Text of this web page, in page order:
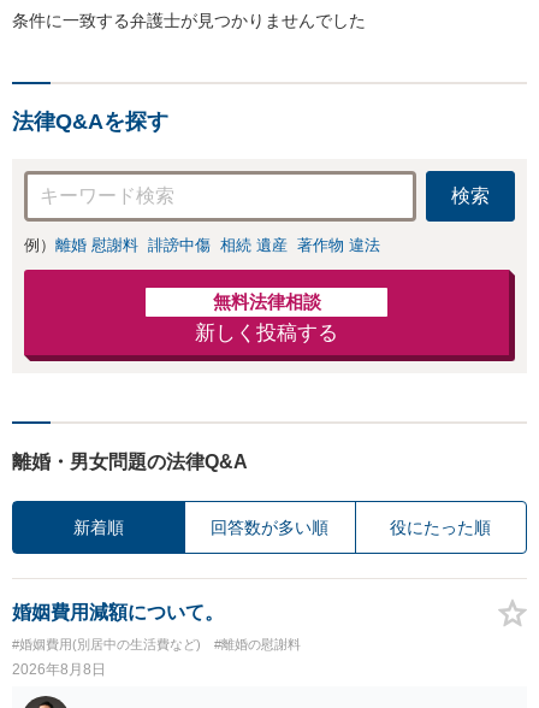
条件に一致する弁護士が見つかりませんでした
法律Q&Aを探す
検索
例） 離婚 慰謝料 誹謗中傷 相続 遺産 著作物 違法
無料法律相談
新しく投稿する
離婚・男女問題の法律Q&A
新着順 回答数が多い順 役にたった順
婚姻費用減額について。
#婚姻費用(別居中の生活費など) #離婚の慰謝料
2026年8月8日